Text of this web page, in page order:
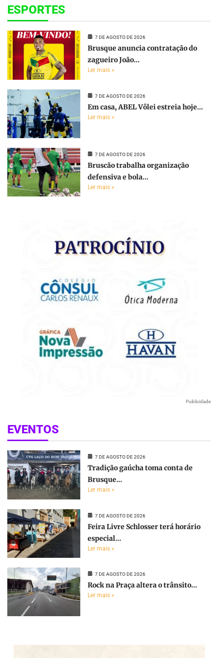
ESPORTES
7 DE AGOSTO DE 2026
Brusque anuncia contratação do
zagueiro João...
Ler mais »
7 DE AGOSTO DE 2026
Em casa, ABEL Vôlei estreia hoje...
Ler mais »
7 DE AGOSTO DE 2026
Bruscão trabalha organização
defensiva e bola...
Ler mais »
Publicidade
EVENTOS
7 DE AGOSTO DE 2026
Tradição gaúcha toma conta de
Brusque...
Ler mais »
7 DE AGOSTO DE 2026
Feira Livre Schlosser terá horário
especial...
Ler mais »
7 DE AGOSTO DE 2026
Rock na Praça altera o trânsito...
Ler mais »